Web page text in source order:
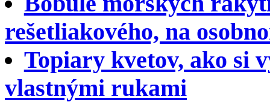
rešetliakového, na
Topiary kvetov, ako si
vlastnými rukami